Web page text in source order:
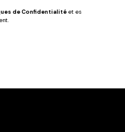
de Confidentialité et es